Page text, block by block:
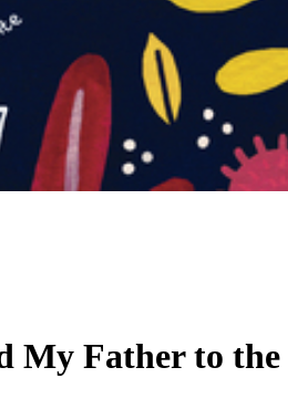
My Father to